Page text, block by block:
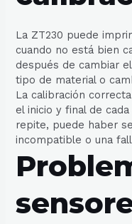
La ZT230 puede
cuando no está bien
después de cambiar
tipo de material o
La calibración
el inicio y final de
repite, puede haber
incompatible o una